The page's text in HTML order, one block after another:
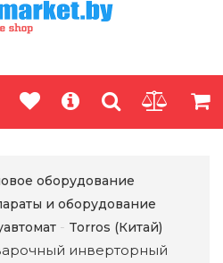
оборудование
и оборудование
Torros (Китай)
инверторный